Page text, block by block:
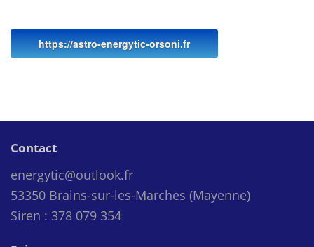
https://astro-energytic-orsoni.fr
Contact
energytic@outlook.fr
53350 Brains-sur-les-Marches (Mayenne)
Siren : 378 079 354